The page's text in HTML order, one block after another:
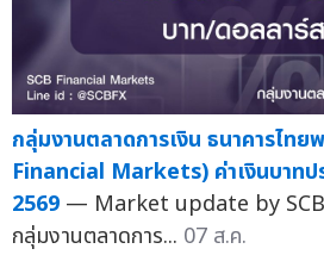
กลุ่มงานตลาดการเงิน ธนาคารไท
Financial Markets) ค่าเงินบาทป
2569 — Market update by
กลุ่มงานตลาดการ... 07 ส.ค.